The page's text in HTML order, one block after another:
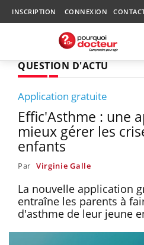
INSCRIPTION CONNEXION
QUESTION D'ACTU
Application gratuite
Effic'Asthme : une
mieux gérer les
enfants
Par Virginie Galle
La nouvelle application
entraîne les parents à
d'asthme de leur jeune